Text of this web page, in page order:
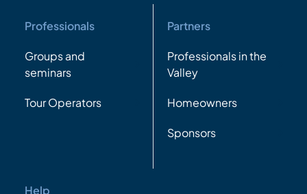
Professionals
Groups and
seminars
Tour Operators
Partners
Professionals in the
Valley
Homeowners
Sponsors
Help